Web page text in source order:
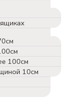
100см
10см